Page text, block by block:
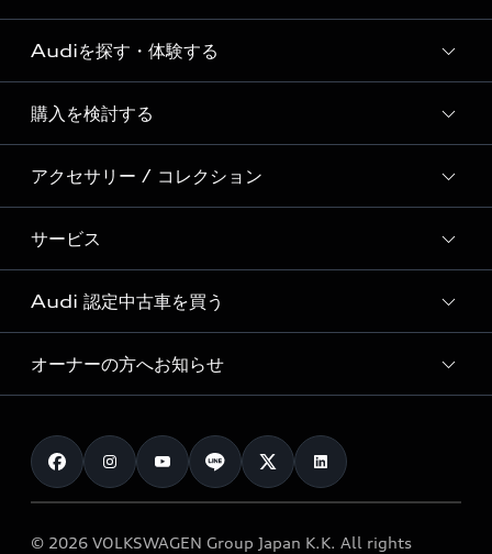
Audi ブランド
Story of Progress
Audi Sport
Formula 1®
デジタルサービス
Audiを探す・体験する
ディーラー検索
新車在庫検索
試乗車・展示車検索
見積り依頼
試乗予約
購入を検討する
モデル一覧
特別仕様モデル / 限定モデル
e-tronラインアップ
価格シミュレーション
車両比較
カタログ一覧
アクセサリー / コレクション
純正アクセサリー
オンラインショップ
Audi collection
アウディナビアプリ
サービス
サービス入庫予約
サービスプログラム
メンテナンス
車検 / 定期点検
e-tronアフターサポート
Audi 認定中古車を買う
Audi認定中古車
クオリティ
保証
メンテナンス
オーナーの方へお知らせ
お知らせ
オーナー様向けキャンペーン
© 2026 VOLKSWAGEN Group Japan K.K. All rights